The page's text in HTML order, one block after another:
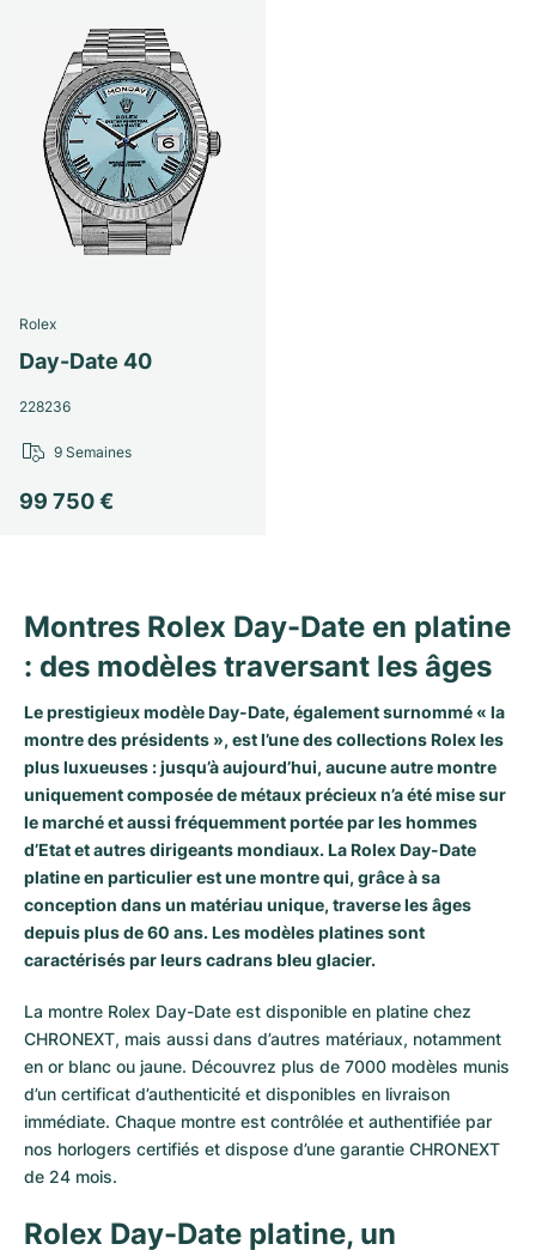
Rolex
Day-Date 40
228236
99 750 €
9 Semaines
Montres Rolex Day-Date en platine
: des modèles traversant les âges
Le prestigieux modèle Day-Date, également surnommé « la
montre des présidents », est l’une des collections Rolex les
plus luxueuses : jusqu’à aujourd’hui, aucune autre montre
uniquement composée de métaux précieux n’a été mise sur
le marché et aussi fréquemment portée par les hommes
d’Etat et autres dirigeants mondiaux. La Rolex Day-Date
platine en particulier est une montre qui, grâce à sa
conception dans un matériau unique, traverse les âges
depuis plus de 60 ans. Les modèles platines sont
caractérisés par leurs cadrans bleu glacier.
La montre Rolex Day-Date est disponible en platine chez
CHRONEXT, mais aussi dans d’autres matériaux, notamment
en or blanc ou jaune. Découvrez plus de 7000 modèles munis
d’un certificat d’authenticité et disponibles en livraison
immédiate. Chaque montre est contrôlée et authentifiée par
nos horlogers certifiés et dispose d’une garantie CHRONEXT
de 24 mois.
Rolex Day-Date platine, un